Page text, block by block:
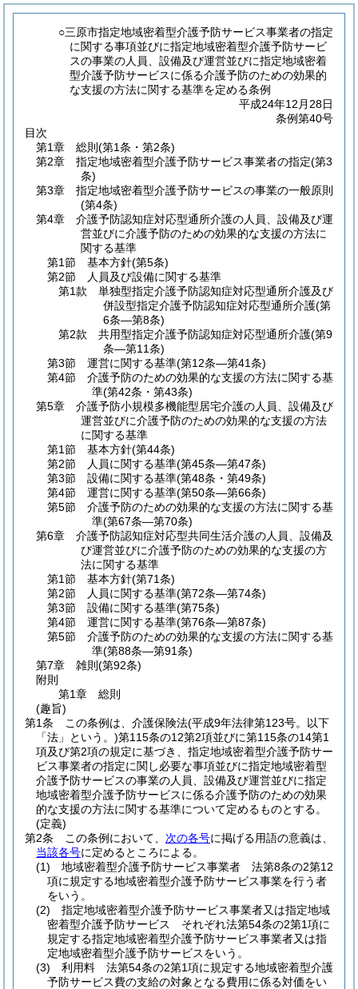
○三原市指定地域密着型介護予防サービス事業者の指定
に関する事項並びに指定地域密着型介護予防サービ
スの事業の人員、設備及び運営並びに指定地域密着
型介護予防サービスに係る介護予防のための効果的
な支援の方法に関する基準を定める条例
平成24年12月28日
条例第40号
目次
第1章
総則 (第1条・第2条)
第2章
指定地域密着型介護予防サービス事業者の指定(第3
条)
第3章
指定地域密着型介護予防サービスの事業の一般原則
(第4条)
第4章
介護予防認知症対応型通所介護の人員、設備及び運
営並びに介護予防のための効果的な支援の方法に
関する基準
第1節
基本方針(第5条)
第2節
人員及び設備に関する基準
第1款
単独型指定介護予防認知症対応型通所介護及び
併設型指定介護予防認知症対応型通所介護(第
6条―第8条)
第2款
共用型指定介護予防認知症対応型通所介護(第9
条―第11条)
第3節
運営に関する基準(第12条―第41条)
第4節
介護予防のための効果的な支援の方法に関する基
準(第42条・第43条)
第5章
介護予防小規模多機能型居宅介護の人員、設備及び
運営並びに介護予防のための効果的な支援の方法
に関する基準
第1節
基本方針(第44条)
第2節
人員に関する基準(第45条―第47条)
第3節
設備に関する基準(第48条・第49条)
第4節
運営に関する基準(第50条―第66条)
第5節
介護予防のための効果的な支援の方法に関する基
準(第67条―第70条)
第6章
介護予防認知症対応型共同生活介護の人員、設備及
び運営並びに介護予防のための効果的な支援の方
法に関する基準
第1節
基本方針(第71条)
第2節
人員に関する基準(第72条―第74条)
第3節
設備に関する基準(第75条)
第4節
運営に関する基準(第76条―第87条)
第5節
介護予防のための効果的な支援の方法に関する基
準(第88条―第91条)
第7章
雑則 (第92条)
附則
第1章
総則
(趣旨)
第1条
この条例は、介護保険法(平成9年法律第123号。以下
「法」という。)第115条の12第2項並びに第115条の14第1
項及び第2項の規定に基づき、指定地域密着型介護予防サー
ビス事業者の指定に関し必要な事項並びに指定地域密着型
介護予防サービスの事業の人員、設備及び運営並びに指定
地域密着型介護予防サービスに係る介護予防のための効果
的な支援の方法に関する基準について定めるものとする。
(定義)
第2条
この条例において、 次の各号に掲げる用語の意義は、
当該各号に定めるところによる。
(1)
地域密着型介護予防サービス事業者 法第8条の2第12
項に規定する地域密着型介護予防サービス事業を行う者
をいう。
(2)
指定地域密着型介護予防サービス事業者又は指定地域
密着型介護予防サービス それぞれ法第54条の2第1項に
規定する指定地域密着型介護予防サービス事業者又は指
定地域密着型介護予防サービスをいう。
(3)
利用料 法第54条の2第1項に規定する地域密着型介護
予防サービス費の支給の対象となる費用に係る対価をい